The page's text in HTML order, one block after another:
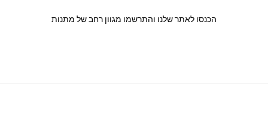
הכנסו לאתר שלנו והתרשמו מגוון רחב של מתנות